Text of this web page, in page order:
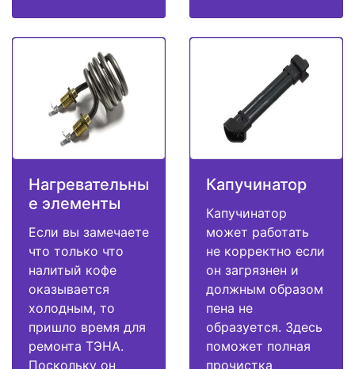
Нагревательны
е элементы
Если вы замечаете
что только что
налитый кофе
оказывается
холодным, то
пришло время для
ремонта ТЭНА.
Поскольку он
Капучинатор
Капучинатор
может работать
не корректно если
он загрязнен и
должным образом
пена не
образуется. Здесь
поможет полная
прочистка